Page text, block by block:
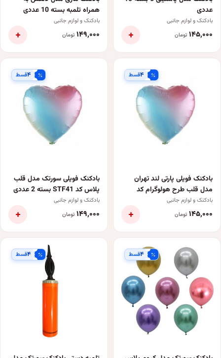
عددی
بادکنک و لوازم جانبی
۱۴۵٬۰۰۰ تومان +
همراه تلمبه بسته 10 عددی
بادکنک و لوازم جانبی
۱۴۹٬۰۰۰ تومان +
۴قسط
بادکنک فویلی پارتی لند تهران
مدل قلب طرح هولوگرام کد
3013
بادکنک و لوازم جانبی
۱۴۵٬۰۰۰ تومان +
۴قسط
بادکنک فویلی سورتک مدل قلب
پلاس کد STF41 بسته 2 عددی
بادکنک و لوازم جانبی
۱۴۹٬۰۰۰ تومان +
۴قسط ۴قسط